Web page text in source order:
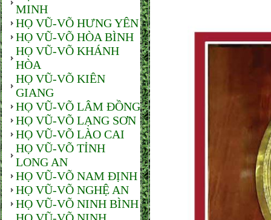
MINH
HỌ VŨ-VÕ HƯNG YÊN
HỌ VŨ-VÕ HÒA BÌNH
HỌ VŨ-VÕ KHÁNH
HÒA
HỌ VŨ-VÕ KIÊN
GIANG
HỌ VŨ-VÕ LÂM ĐỒNG
HỌ VŨ-VÕ LẠNG SƠN
HỌ VŨ-VÕ LÀO CAI
HỌ VŨ-VÕ TỈNH
LONG AN
HỌ VŨ-VÕ NAM ĐỊNH
HỌ VŨ-VÕ NGHỆ AN
HỌ VŨ-VÕ NINH BÌNH